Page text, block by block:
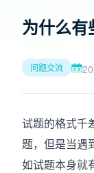
为什么有
问题交流
试题的格式千
题，但是当遇
如试题本身就